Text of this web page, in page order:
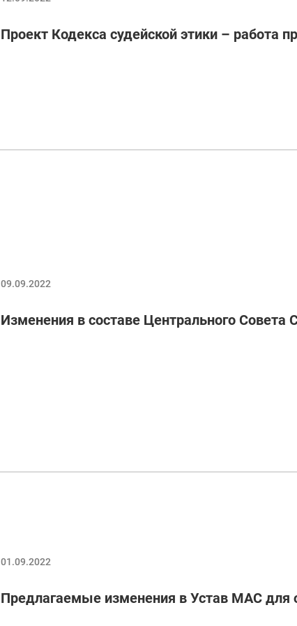
Проект Кодекса судейской этики – работа
09.09.2022
Изменения в составе Центрального Совета
01.09.2022
Предлагаемые изменения в Устав МАС для